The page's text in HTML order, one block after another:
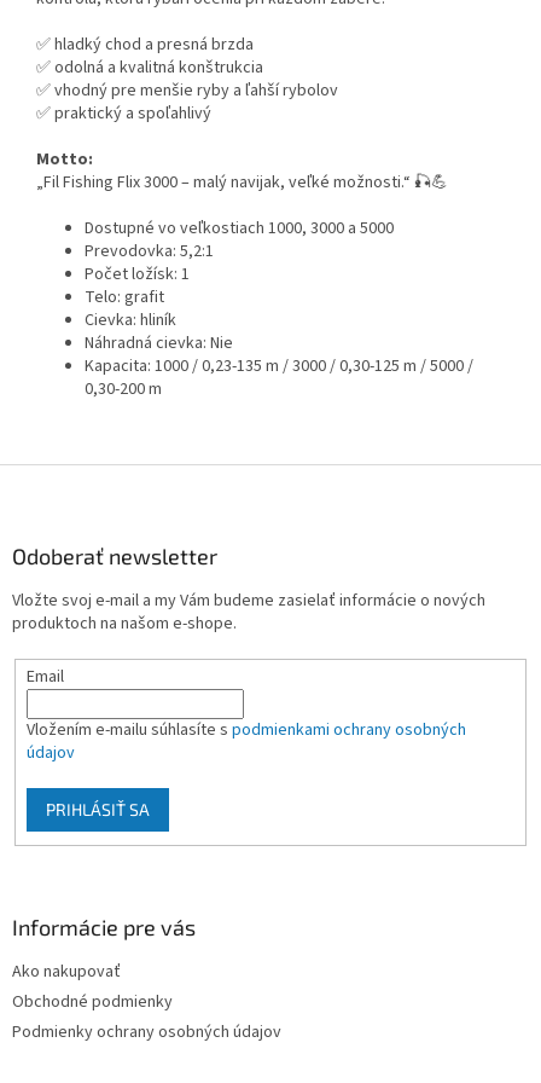
✅ hladký chod a presná brzda
✅ odolná a kvalitná konštrukcia
✅ vhodný pre menšie ryby a ľahší rybolov
✅ praktický a spoľahlivý
Motto:
„Fil Fishing Flix 3000 – malý navijak, veľké možnosti.“ 🎣💪
Dostupné vo veľkostiach 1000, 3000 a 5000
Prevodovka: 5,2:1
Počet ložísk: 1
Telo: grafit
Cievka: hliník
Náhradná cievka: Nie
Kapacita: 1000 / 0,23-135 m / 3000 / 0,30-125 m / 5000 /
0,30-200 m
Odoberať newsletter
Vložte svoj e-mail a my Vám budeme zasielať informácie o nových
produktoch na našom e-shope.
Email
Vložením e-mailu súhlasíte s podmienkami ochrany osobných
údajov
PRIHLÁSIŤ SA
Informácie pre vás
Ako nakupovať
Obchodné podmienky
Podmienky ochrany osobných údajov